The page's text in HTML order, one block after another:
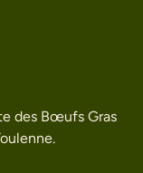
des Bœufs Gras